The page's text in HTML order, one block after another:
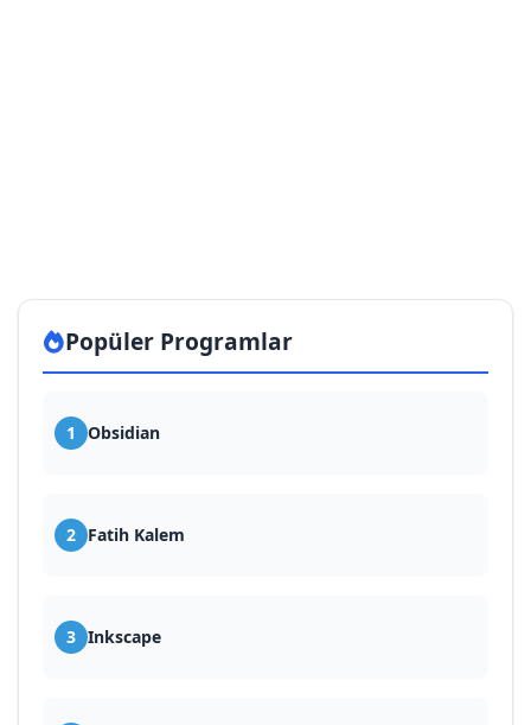
Popüler Programlar
1 Obsidian
2 Fatih Kalem
3 Inkscape